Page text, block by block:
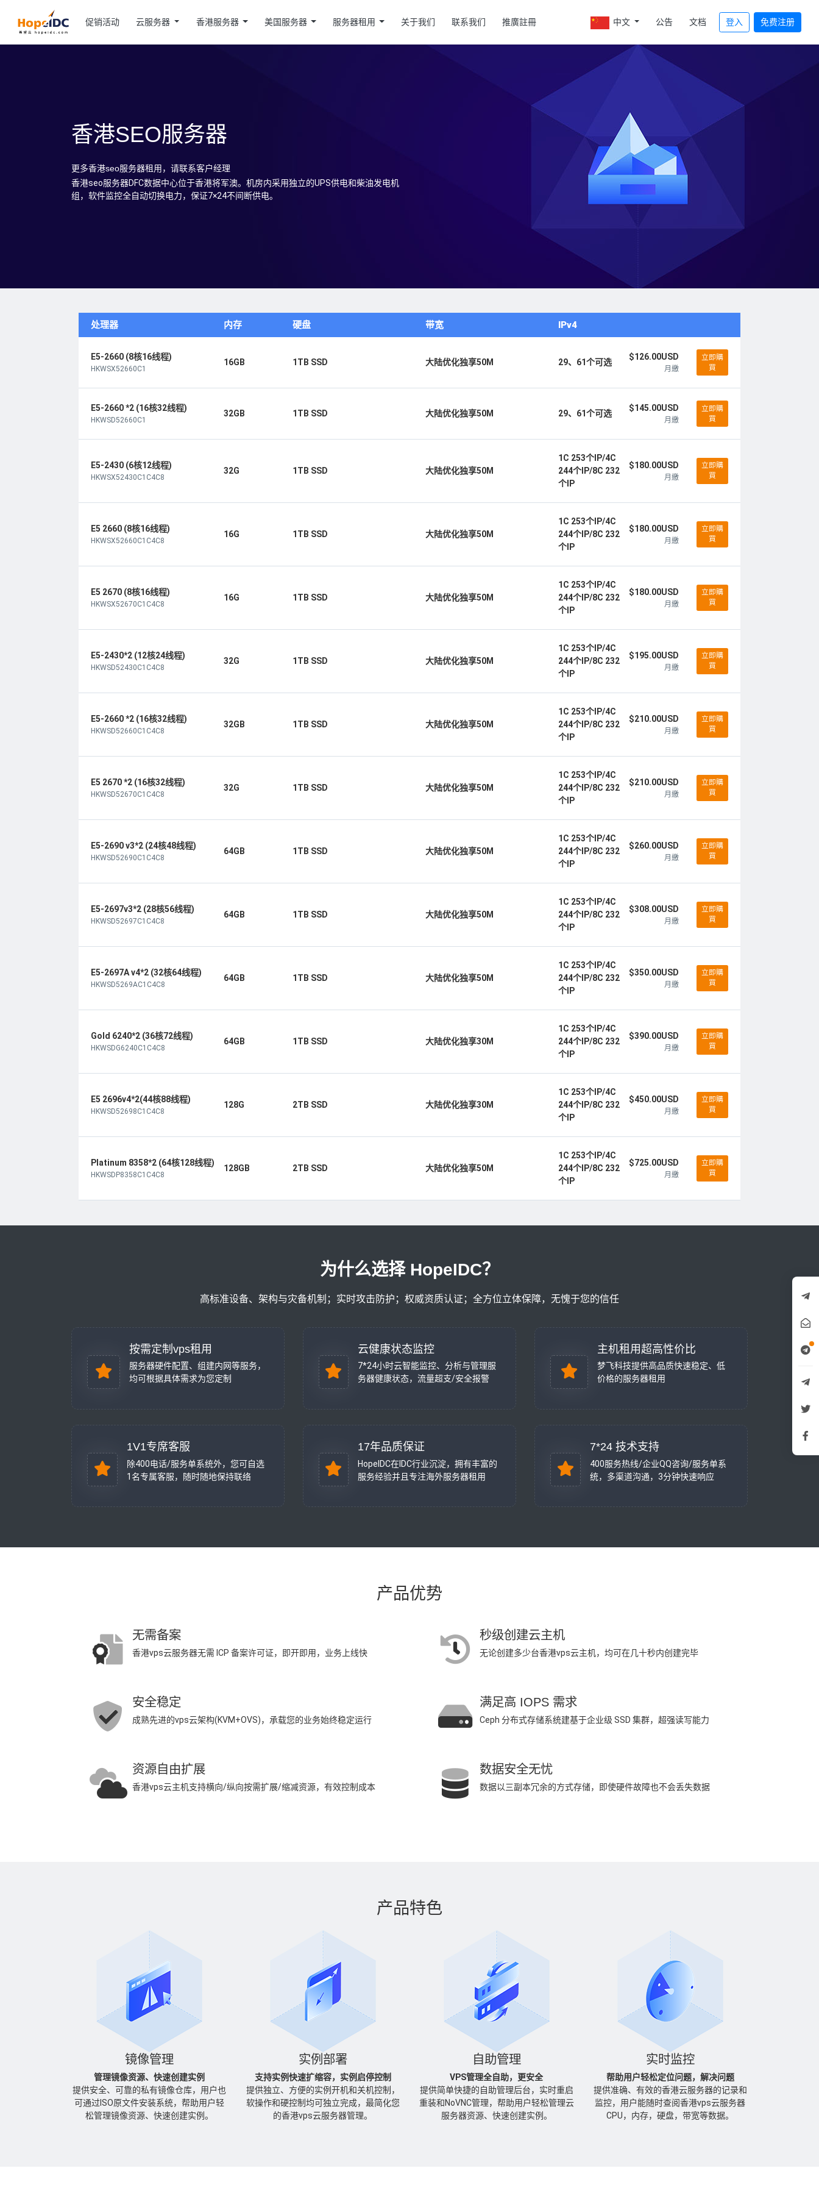
促销活动 云服务器 香港服务器 美国服务器 服务器租用 关于我们 联系我们 推廣註冊 中文 公告 文档 登入 免费注册
香港SEO服务器
更多香港seo服务器租用，请联系客户经理
香港seo服务器DFC数据中心位于香港将军澳。机房内采用独立的UPS供电和柴油发电机
组，软件监控全自动切换电力，保证7×24不间断供电。
处理器 内存 硬盘 带宽 IPv4
E5-2660 (8核16线程)
HKWSX52660C1
16GB 1TB SSD 大陆优化独享50M 29、61个可选
$126.00USD
月繳
立即購
買
E5-2660 *2 (16核32线程)
HKWSD52660C1
32GB 1TB SSD 大陆优化独享50M 29、61个可选
$145.00USD
月繳
立即購
買
E5-2430 (6核12线程)
HKWSX52430C1C4C8
32G 1TB SSD 大陆优化独享50M
1C 253个IP/4C
244个IP/8C 232
个IP
$180.00USD
月繳
立即購
買
E5 2660 (8核16线程)
HKWSX52660C1C4C8
16G 1TB SSD 大陆优化独享50M
1C 253个IP/4C
244个IP/8C 232
个IP
$180.00USD
月繳
立即購
買
E5 2670 (8核16线程)
HKWSX52670C1C4C8
16G 1TB SSD 大陆优化独享50M
1C 253个IP/4C
244个IP/8C 232
个IP
$180.00USD
月繳
立即購
買
E5-2430*2 (12核24线程)
HKWSD52430C1C4C8
32G 1TB SSD 大陆优化独享50M
1C 253个IP/4C
244个IP/8C 232
个IP
$195.00USD
月繳
立即購
買
E5-2660 *2 (16核32线程)
HKWSD52660C1C4C8
32GB 1TB SSD 大陆优化独享50M
1C 253个IP/4C
244个IP/8C 232
个IP
$210.00USD
月繳
立即購
買
E5 2670 *2 (16核32线程)
HKWSD52670C1C4C8
32G 1TB SSD 大陆优化独享50M
1C 253个IP/4C
244个IP/8C 232
个IP
$210.00USD
月繳
立即購
買
E5-2690 v3*2 (24核48线程)
HKWSD52690C1C4C8
64GB 1TB SSD 大陆优化独享50M
1C 253个IP/4C
244个IP/8C 232
个IP
$260.00USD
月繳
立即購
買
E5-2697v3*2 (28核56线程)
HKWSD52697C1C4C8
64GB 1TB SSD 大陆优化独享50M
1C 253个IP/4C
244个IP/8C 232
个IP
$308.00USD
月繳
立即購
買
E5-2697A v4*2 (32核64线程)
HKWSD5269AC1C4C8
64GB 1TB SSD 大陆优化独享50M
1C 253个IP/4C
244个IP/8C 232
个IP
$350.00USD
月繳
立即購
買
Gold 6240*2 (36核72线程)
HKWSDG6240C1C4C8
64GB 1TB SSD 大陆优化独享30M
1C 253个IP/4C
244个IP/8C 232
个IP
$390.00USD
月繳
立即購
買
E5 2696v4*2(44核88线程)
HKWSD52698C1C4C8
128G 2TB SSD 大陆优化独享30M
1C 253个IP/4C
244个IP/8C 232
个IP
$450.00USD
月繳
立即購
買
Platinum 8358*2 (64核128线程)
HKWSDP8358C1C4C8
128GB 2TB SSD 大陆优化独享50M
1C 253个IP/4C
244个IP/8C 232
个IP
$725.00USD
月繳
立即購
買
为什么选择 HopeIDC？
高标准设备、架构与灾备机制；实时攻击防护；权威资质认证；全方位立体保障，无愧于您的信任
按需定制vps租用
服务器硬件配置、组建内网等服务，
均可根据具体需求为您定制
云健康状态监控
7*24小时云智能监控、分析与管理服
务器健康状态，流量超支/安全报警
主机租用超高性价比
梦飞科技提供高品质快速稳定、低
价格的服务器租用
1V1专席客服
除400电话/服务单系统外，您可自选
1名专属客服，随时随地保持联络
17年品质保证
HopeIDC在IDC行业沉淀，拥有丰富的
服务经验并且专注海外服务器租用
7*24 技术支持
400服务热线/企业QQ咨询/服务单系
统，多渠道沟通，3分钟快速响应
产品优势
无需备案
香港vps云服务器无需 ICP 备案许可证，即开即用，业务上线快
秒级创建云主机
无论创建多少台香港vps云主机，均可在几十秒内创建完毕
安全稳定
成熟先进的vps云架构(KVM+OVS)，承载您的业务始终稳定运行
满足高 IOPS 需求
Ceph 分布式存储系统建基于企业级 SSD 集群，超强读写能力
资源自由扩展
香港vps云主机支持横向/纵向按需扩展/缩减资源，有效控制成本
数据安全无忧
数据以三副本冗余的方式存储，即使硬件故障也不会丢失数据
产品特色
镜像管理
管理镜像资源、快速创建实例
提供安全、可靠的私有镜像仓库，用户也
可通过ISO原文件安装系统，帮助用户轻
松管理镜像资源、快速创建实例。
实例部署
支持实例快速扩缩容，实例启停控制
提供独立、方便的实例开机和关机控制，
软操作和硬控制均可独立完成，最简化您
的香港vps云服务器管理。
自助管理
VPS管理全自助，更安全
提供简单快捷的自助管理后台，实时重启
重装和NoVNC管理，帮助用户轻松管理云
服务器资源、快速创建实例。
实时监控
帮助用户轻松定位问题，解决问题
提供准确、有效的香港云服务器的记录和
监控，用户能随时查阅香港vps云服务器
CPU，内存，硬盘，带宽等数据。